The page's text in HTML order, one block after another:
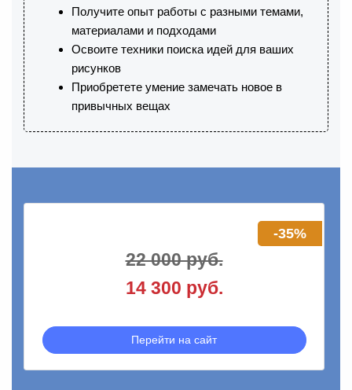
Получите опыт работы с разными темами,
материалами и подходами
Освоите техники поиска идей для ваших
рисунков
Приобретете умение замечать новое в
привычных вещах
-35%
22 000 руб.
14 300 руб.
Перейти на сайт